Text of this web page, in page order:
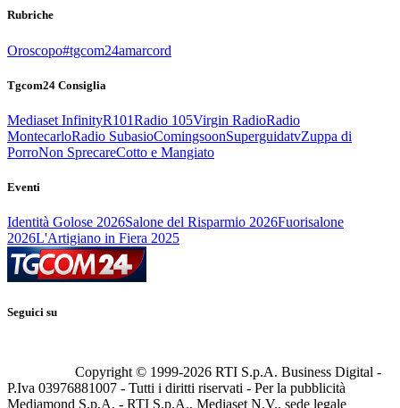
Rubriche
Oroscopo#tgcom24amarcord
Tgcom24 Consiglia
Mediaset InfinityR101Radio 105Virgin RadioRadio
MontecarloRadio SubasioComingsoonSuperguidatvZuppa di
PorroNon SprecareCotto e Mangiato
Eventi
Identità Golose 2026Salone del Risparmio 2026Fuorisalone
2026L'Artigiano in Fiera 2025
Seguici su
Copyright © 1999-2026 RTI S.p.A. Business Digital -
P.Iva 03976881007 - Tutti i diritti riservati - Per la pubblicità
Mediamond S.p.A. - RTI S.p.A., Mediaset N.V., sede legale